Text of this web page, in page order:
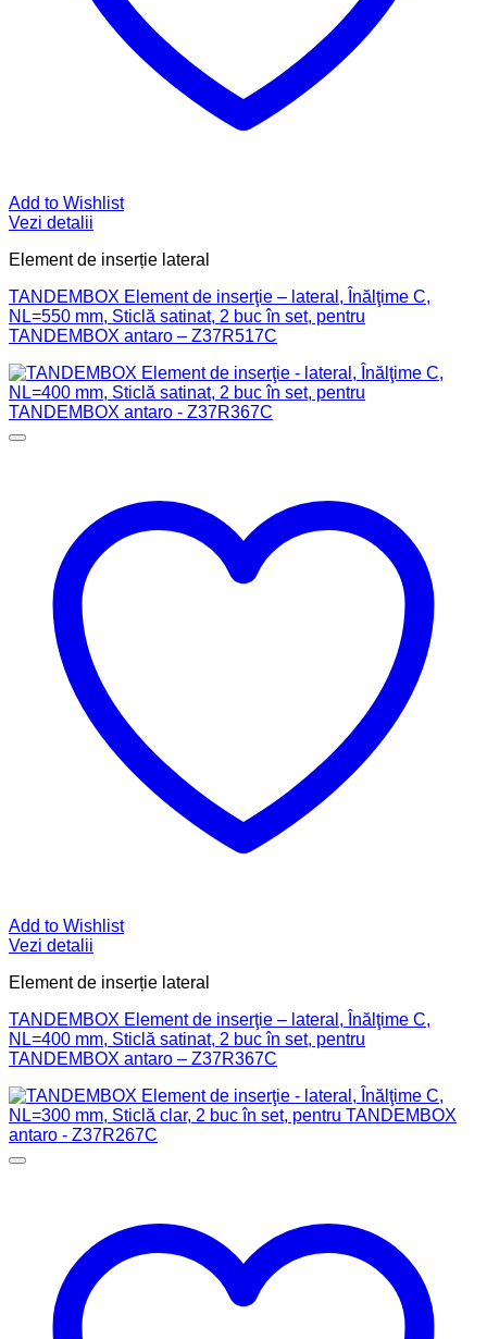
Add to Wishlist
Vezi detalii
Element de inserție lateral
TANDEMBOX Element de inserţie – lateral, Înălţime C,
NL=550 mm, Sticlă satinat, 2 buc în set, pentru
TANDEMBOX antaro – Z37R517C
Add to Wishlist
Vezi detalii
Element de inserție lateral
TANDEMBOX Element de inserţie – lateral, Înălţime C,
NL=400 mm, Sticlă satinat, 2 buc în set, pentru
TANDEMBOX antaro – Z37R367C